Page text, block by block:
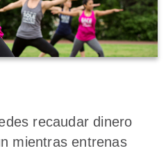
recaudar dinero
mientras entrenas